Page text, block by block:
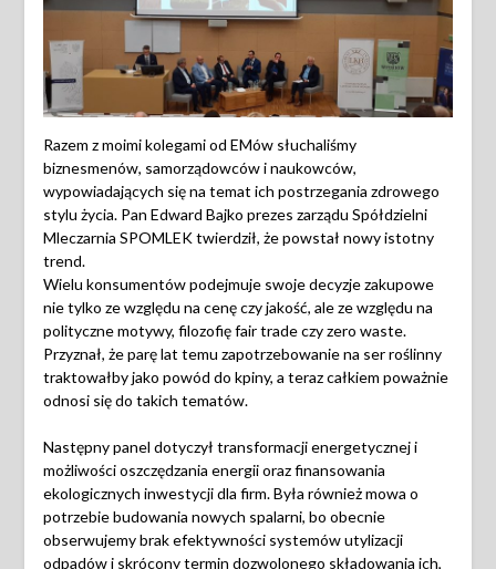
Razem z moimi kolegami od EMów słuchaliśmy
biznesmenów, samorządowców i naukowców,
wypowiadających się na temat ich postrzegania zdrowego
stylu życia. Pan Edward Bajko prezes zarządu Spółdzielni
Mleczarnia SPOMLEK twierdził, że powstał nowy istotny
trend.
Wielu konsumentów podejmuje swoje decyzje zakupowe
nie tylko ze względu na cenę czy jakość, ale ze względu na
polityczne motywy, filozofię fair trade czy zero waste.
Przyznał, że parę lat temu zapotrzebowanie na ser roślinny
traktowałby jako powód do kpiny, a teraz całkiem poważnie
odnosi się do takich tematów.
Następny panel dotyczył transformacji energetycznej i
możliwości oszczędzania energii oraz finansowania
ekologicznych inwestycji dla firm. Była również mowa o
potrzebie budowania nowych spalarni, bo obecnie
obserwujemy brak efektywności systemów utylizacji
odpadów i skrócony termin dozwolonego składowania ich,